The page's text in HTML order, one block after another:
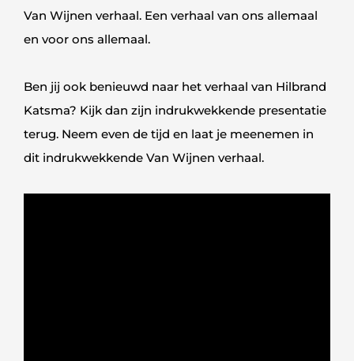
Van Wijnen verhaal. Een verhaal van ons allemaal
en voor ons allemaal.
Ben jij ook benieuwd naar het verhaal van Hilbrand
Katsma? Kijk dan zijn indrukwekkende presentatie
terug. Neem even de tijd en laat je meenemen in
dit indrukwekkende Van Wijnen verhaal.